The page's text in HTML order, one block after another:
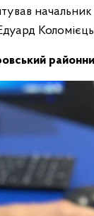
начальник